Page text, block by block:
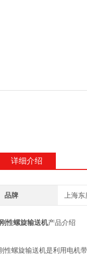
详细介绍
品牌 上海
刚性螺旋输送机产品介绍
性螺旋输送机是利用电机